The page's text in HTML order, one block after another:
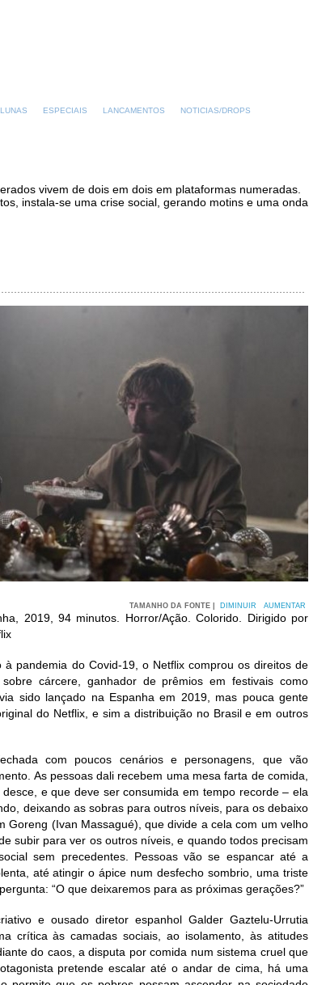
ESPECIAIS LANCAMENTOS NOTICIAS/DROPS
vivem de dois em dois em plataformas numeradas.
instala-se uma crise social, gerando motins e uma onda
TAMANHO DA FONTE | DIMINUIR AUMENTAR
2019, 94 minutos. Horror/Ação. Colorido. Dirigido por
à pandemia do Covid-19, o Netflix comprou os direitos de
cárcere, ganhador de prêmios em festivais como
sido lançado na Espanha em 2019, mas pouca gente
do Netflix, e sim a distribuição no Brasil e em outros
com poucos cenários e personagens, que vão
As pessoas dali recebem uma mesa farta de comida,
e que deve ser consumida em tempo recorde – ela
deixando as sobras para outros níveis, para os debaixo
Goreng (Ivan Massagué), que divide a cela com um velho
subir para ver os outros níveis, e quando todos precisam
sem precedentes. Pessoas vão se espancar até a
até atingir o ápice num desfecho sombrio, uma triste
“O que deixaremos para as próximas gerações?”
e ousado diretor espanhol Galder Gaztelu-Urrutia
crítica às camadas sociais, ao isolamento, às atitudes
do caos, a disputa por comida num sistema cruel que
pretende escalar até o andar de cima, há uma